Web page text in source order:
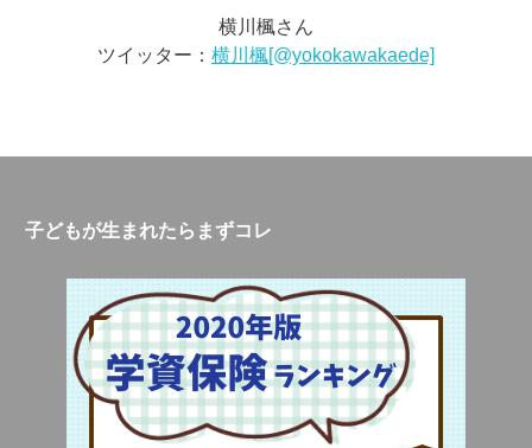
横川楓さん
ツイッター： 横川楓[@yokokawakaede]
子どもが生まれたらまずコレ